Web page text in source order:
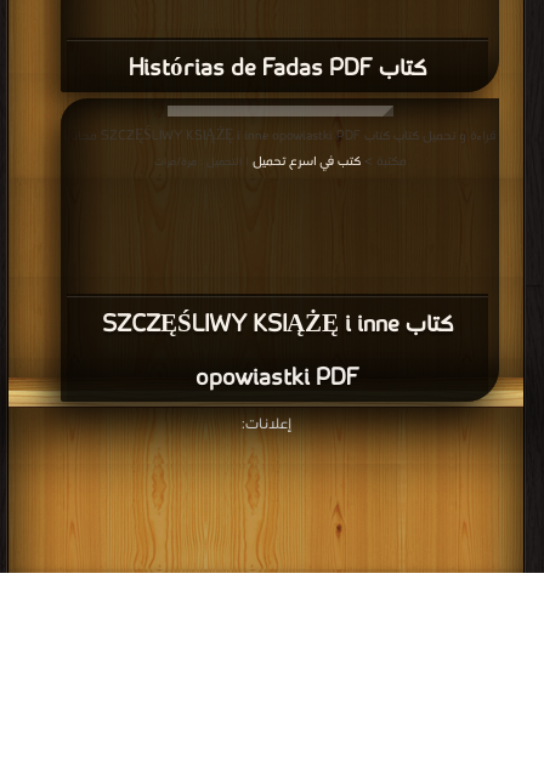
كتاب Histórias de Fadas PDF
كتاب SZCZĘŚLIWY KSIĄŻĘ i inne
opowiastki PDF
قراءة و تحميل كتاب كتاب SZCZĘŚLIWY KSIĄŻĘ i inne opowiastki PDF مجانا |
مكتبة >كتب في اسرع تحميل | التحميل : مرة/مرات
إعلانات: